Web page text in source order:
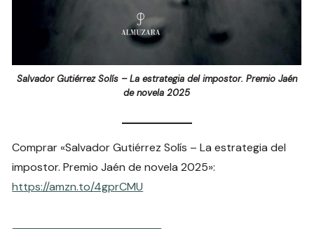
Salvador Gutiérrez Solís – La estrategia del impostor. Premio Jaén
de novela 2025
Comprar «Salvador Gutiérrez Solís – La estrategia del
impostor. Premio Jaén de novela 2025»:
https://amzn.to/4gprCMU